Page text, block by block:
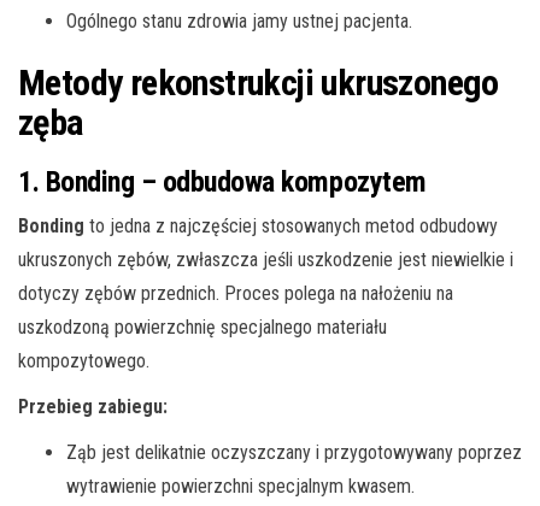
Ogólnego stanu zdrowia jamy ustnej pacjenta.
Metody rekonstrukcji ukruszonego
zęba
1. Bonding – odbudowa kompozytem
Bonding to jedna z najczęściej stosowanych metod odbudowy
ukruszonych zębów, zwłaszcza jeśli uszkodzenie jest niewielkie i
dotyczy zębów przednich. Proces polega na nałożeniu na
uszkodzoną powierzchnię specjalnego materiału
kompozytowego.
Przebieg zabiegu:
Ząb jest delikatnie oczyszczany i przygotowywany poprzez
wytrawienie powierzchni specjalnym kwasem.